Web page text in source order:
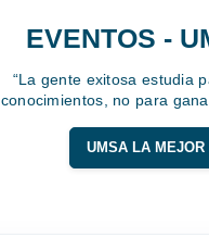
EVENTOS -
“La gente exitosa estudia
conocimientos, no para
UMSA LA MEJOR